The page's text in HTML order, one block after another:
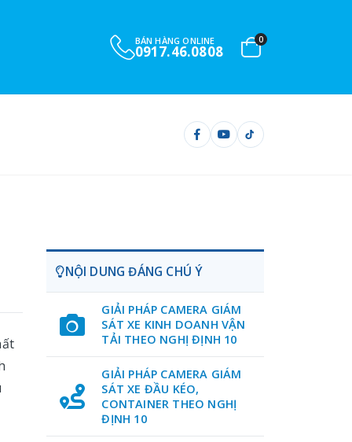
BÁN HÀNG ONLINE
0917.46.0808
0
NỘI DUNG ĐÁNG CHÚ Ý
GIẢI PHÁP CAMERA GIÁM
SÁT XE KINH DOANH VẬN
TẢI THEO NGHỊ ĐỊNH 10
GIẢI PHÁP CAMERA GIÁM
SÁT XE ĐẦU KÉO,
CONTAINER THEO NGHỊ
ĐỊNH 10